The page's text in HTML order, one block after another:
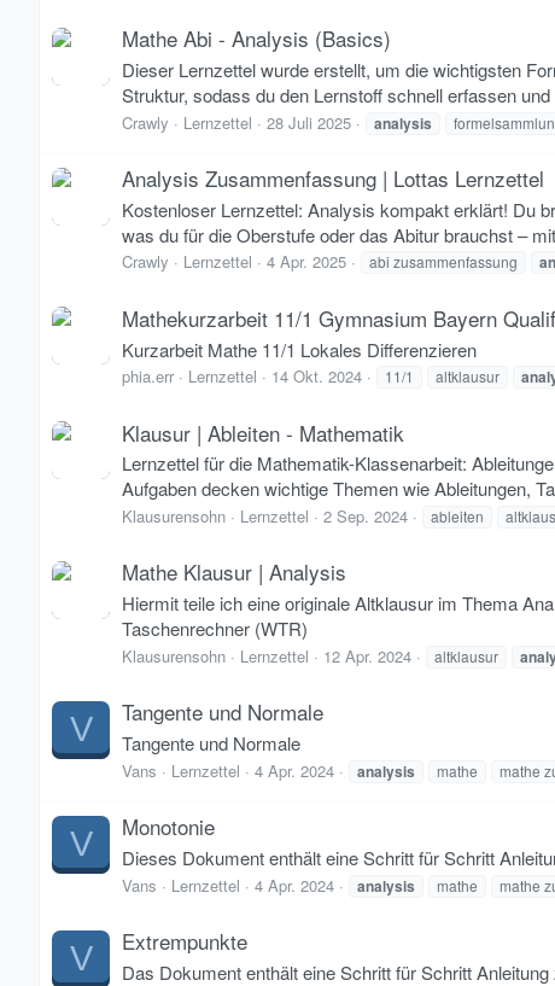
Mathe Abi - Analysis (Basics)
Dieser Lernzettel wurde erstellt, um die wichtigsten
Struktur, sodass du den Lernstoff schnell erfassen
Crawly Lernzettel 28 Juli 2025 analysis
Analysis Zusammenfassung | Lottas Lernzettel
Kostenloser Lernzettel: Analysis kompakt erklärt! Du
was du für die Oberstufe oder das Abitur brauchst –
Crawly Lernzettel 4 Apr. 2025 abi zusammenfassung
Mathekurzarbeit 11/1 Gymnasium Bayern
Kurzarbeit Mathe 11/1 Lokales Differenzieren
phia.err Lernzettel 14 Okt. 2024 11/1 altklausur
Klausur | Ableiten - Mathematik
Lernzettel für die Mathematik-Klassenarbeit:
Aufgaben decken wichtige Themen wie Ableitungen,
Klausurensohn Lernzettel 2 Sep. 2024 ableiten
Mathe Klausur | Analysis
Hiermit teile ich eine originale Altklausur im Thema
Taschenrechner (WTR)
Klausurensohn Lernzettel 12 Apr. 2024 altklausur
V Tangente und Normale
Tangente und Normale
Vans Lernzettel 4 Apr. 2024 analysis mathe mathe
V Monotonie
Dieses Dokument enthält eine Schritt für Schritt
Vans Lernzettel 4 Apr. 2024 analysis mathe mathe
V Extrempunkte
Das Dokument enthält eine Schritt für Schritt